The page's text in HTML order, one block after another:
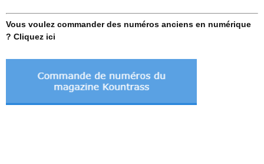
Vous voulez commander des numéros anciens en numérique
? Cliquez ici